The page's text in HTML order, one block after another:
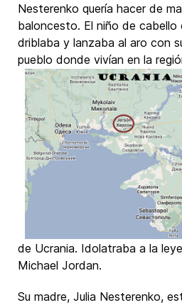
Nesterenko quería hacer de
baloncesto. El niño de cabello
driblaba y lanzaba al aro con
pueblo donde vivían en la
de Ucrania. Idolatraba a la
Michael Jordan.
Su madre, Julia Nesterenko,